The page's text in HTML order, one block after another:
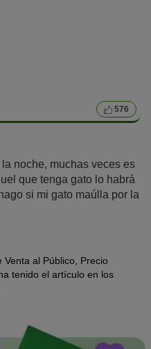
576
noche, muchas veces es
que tenga gato lo habrá
si mi gato maúlla por la
Venta al Público, Precio
tenido el artículo en los